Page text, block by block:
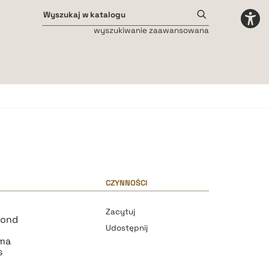
wyszukiwanie zaawansowana
CZYNNOŚCI
Zacytuj
Udostępnij